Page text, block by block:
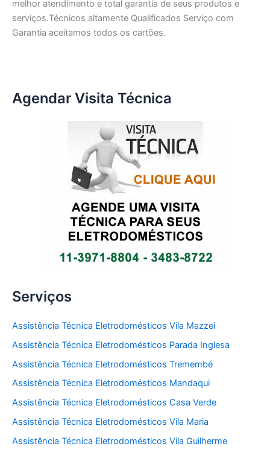
melhor atendimento e total garantia de seus produtos e
serviços.Técnicos altamente Qualificados Serviço com
Garantia aceitamos todos os cartões.
Agendar Visita Técnica
Serviços
Assistência Técnica Eletrodomésticos Vila Mazzei
Assistência Técnica Eletrodomésticos Parada Inglesa
Assistência Técnica Eletrodomésticos Tremembé
Assistência Técnica Eletrodomésticos Mandaqui
Assistência Técnica Eletrodomésticos Casa Verde
Assistência Técnica Eletrodomésticos Vila Maria
Assistência Técnica Eletrodomésticos Vila Guilherme